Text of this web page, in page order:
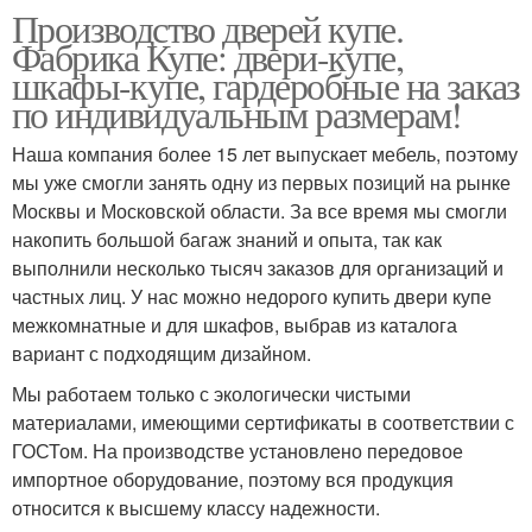
Производство дверей купе.
Фабрика Купе: двери-купе,
шкафы-купе, гардеробные на заказ
по индивидуальным размерам!
Наша компания более 15 лет выпускает мебель, поэтому
мы уже смогли занять одну из первых позиций на рынке
Москвы и Московской области. За все время мы смогли
накопить большой багаж знаний и опыта, так как
выполнили несколько тысяч заказов для организаций и
частных лиц. У нас можно недорого купить двери купе
межкомнатные и для шкафов, выбрав из каталога
вариант с подходящим дизайном.
Мы работаем только с экологически чистыми
материалами, имеющими сертификаты в соответствии с
ГОСТом. На производстве установлено передовое
импортное оборудование, поэтому вся продукция
относится к высшему классу надежности.